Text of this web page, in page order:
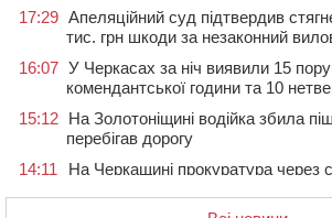
17:29 Апеляційний суд підтвердив
тис. грн шкоди за незаконний
16:07 У Черкасах за ніч виявили 15
комендантської години та 10
15:12 На Золотоніщині водійка збила
перебігав дорогу
14:11
На Черкащині прокуратура через